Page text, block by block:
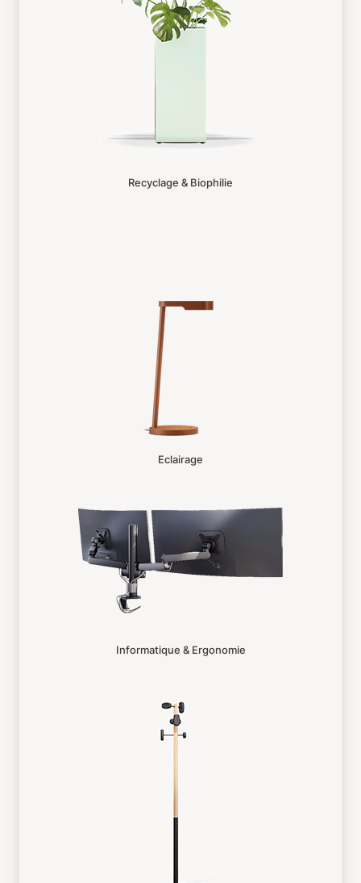
Recyclage & Biophilie
Eclairage
Informatique & Ergonomie